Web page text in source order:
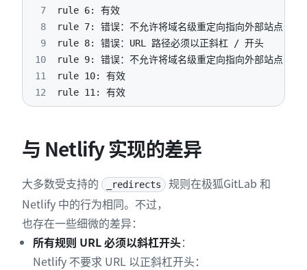
7
8
9
10
11
12
rule 11: 有效
与 Netlify 实现的差异
大多数受支持的 _redirects
规则在极狐GitLab 和
Netlify 中的行为相同。不过，
也存在一些细微的差异：
所有规则 URL 必须以斜杠开头：
Netlify 不要求 URL 以正斜杠开头：